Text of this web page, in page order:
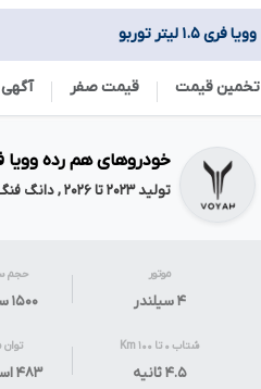
وویا فری ۱.۵ لیتر توربو
تخمین قیمت قیمت صفر
خودروهای هم رده وویا فری ۱.۵ لیتر
تولید ۲۰۲۳ تا ۲۰۲۶ , دانگ فنگ
موتور
۴ سیلندر
حجم
۱۵۰۰ سی سی
شتاب ۰ تا ۱۰۰ Km
۴.۵ ثانیه
توان
۴۸۳ اسب بخار